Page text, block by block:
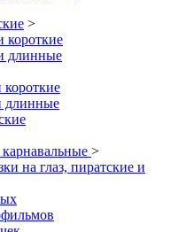
>
короткие
длинные
длинные
>
на глаз, пиратские и